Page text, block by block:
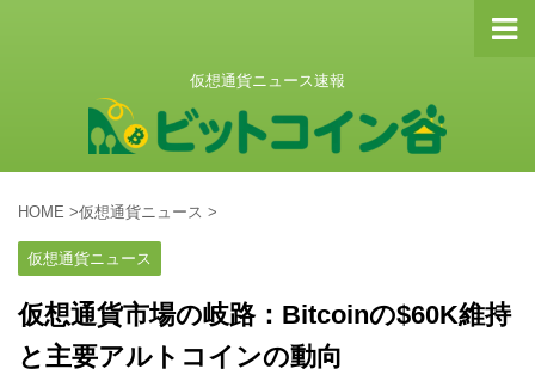
仮想通貨ニュース速報
HOME >仮想通貨ニュース >
仮想通貨ニュース
仮想通貨市場の岐路：Bitcoinの$60K維持
と主要アルトコインの動向